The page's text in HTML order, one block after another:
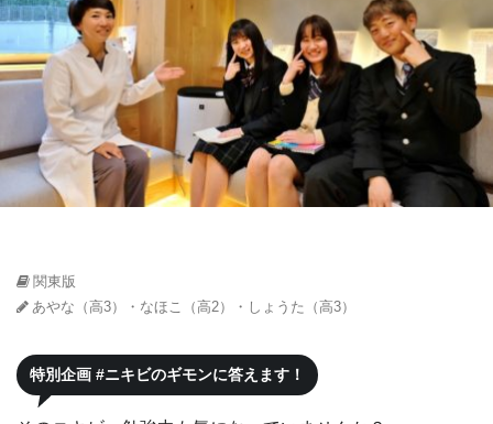
関東版
あやな（高3）・なほこ（高2）・しょうた（高3）
特別企画 #ニキビのギモンに答えます！